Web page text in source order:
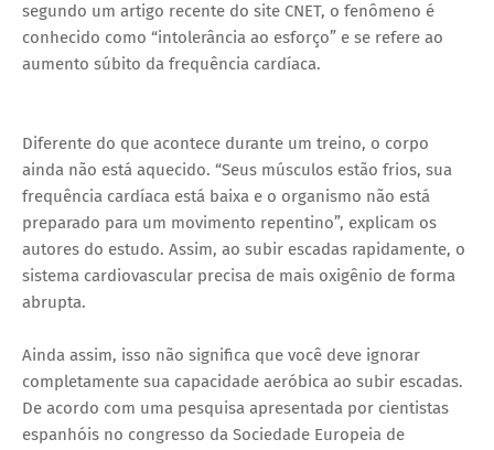
segundo um artigo recente do site CNET, o fenômeno é
conhecido como “intolerância ao esforço” e se refere ao
aumento súbito da frequência cardíaca.
Diferente do que acontece durante um treino, o corpo
ainda não está aquecido. “Seus músculos estão frios, sua
frequência cardíaca está baixa e o organismo não está
preparado para um movimento repentino”, explicam os
autores do estudo. Assim, ao subir escadas rapidamente, o
sistema cardiovascular precisa de mais oxigênio de forma
abrupta.
Ainda assim, isso não significa que você deve ignorar
completamente sua capacidade aeróbica ao subir escadas.
De acordo com uma pesquisa apresentada por cientistas
espanhóis no congresso da Sociedade Europeia de